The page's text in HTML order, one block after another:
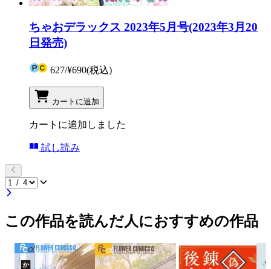
ちゃおデラックス 2023年5月号(2023年3月20
日発売)
627/¥690(税込)
カートに追加
カートに追加しました
試し読み
この作品を読んだ人におすすめの作品